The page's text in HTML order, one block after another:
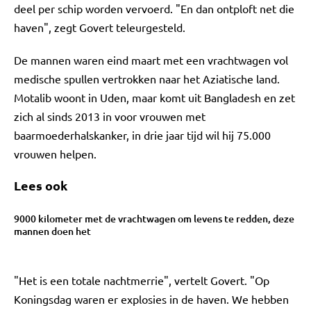
deel per schip worden vervoerd. "En dan ontploft net die
haven", zegt Govert teleurgesteld.
De mannen waren eind maart met een vrachtwagen vol
medische spullen vertrokken naar het Aziatische land.
Motalib woont in Uden, maar komt uit Bangladesh en zet
zich al sinds 2013 in voor vrouwen met
baarmoederhalskanker, in drie jaar tijd wil hij 75.000
vrouwen helpen.
Lees ook
9000 kilometer met de vrachtwagen om levens te redden, deze
mannen doen het
"Het is een totale nachtmerrie", vertelt Govert. "Op
Koningsdag waren er explosies in de haven. We hebben